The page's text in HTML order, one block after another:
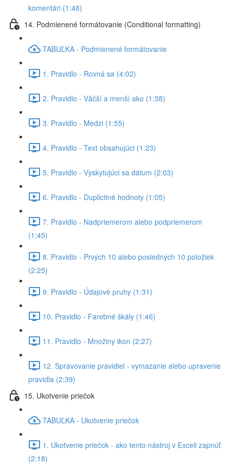
komentári (1:48)
14. Podmienené formátovanie (Conditional formatting)
TABUĽKA - Podmienené formátovanie
1. Pravidlo - Rovná sa (4:02)
2. Pravidlo - Väčší a menší ako (1:38)
3. Pravidlo - Medzi (1:55)
4. Pravidlo - Text obsahujúci (1:23)
5. Pravidlo - Vyskytujúci sa dátum (2:03)
6. Pravidlo - Duplicitné hodnoty (1:05)
7. Pravidlo - Nadpriemerom alebo podpriemerom
(1:45)
8. Pravidlo - Prvých 10 alebo posledných 10 položiek
(2:25)
9. Pravidlo - Údajové pruhy (1:31)
10. Pravidlo - Farebné škály (1:46)
11. Pravidlo - Množiny ikon (2:27)
12. Spravovanie pravidiel - vymazanie alebo upravenie
pravidla (2:39)
15. Ukotvenie priečok
TABUĽKA - Ukotvenie priečok
1. Ukotvenie priečok - ako tento nástroj v Exceli zapnúť
(2:18)